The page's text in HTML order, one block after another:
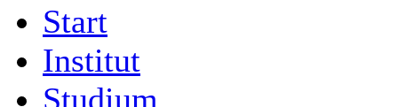
Start
Institut
Studium